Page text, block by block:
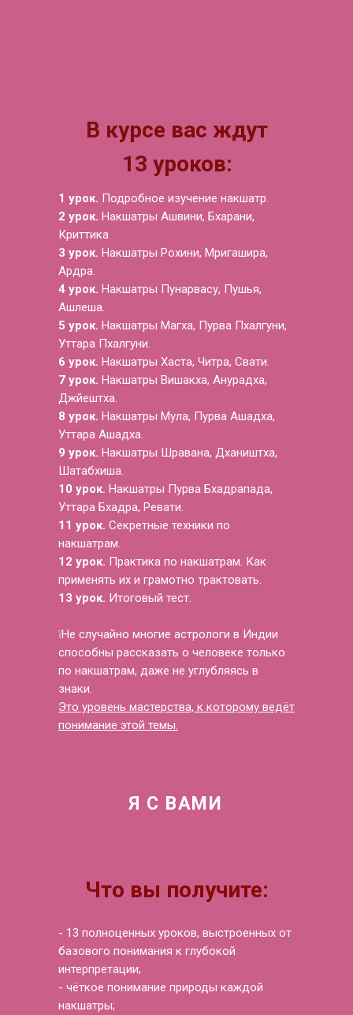
Я С ВАМИ
1 урок. Подробное изучение накшатр.
2 урок. Накшатры Ашвини, Бхарани,
Криттика
3 урок. Накшатры Рохини, Мригашира,
Ардра.
4 урок. Накшатры Пунарвасу, Пушья,
Ашлеша.
5 урок. Накшатры Магха, Пурва Пхалгуни,
Уттара Пхалгуни.
6 урок. Накшатры Хаста, Читра, Свати.
7 урок. Накшатры Вишакха, Анурадха,
Джйештха.
8 урок. Накшатры Мула, Пурва Ашадха,
Уттара Ашадха.
9 урок. Накшатры Шравана, Дхаништха,
Шатабхиша.
10 урок. Накшатры Пурва Бхадрапада,
Уттара Бхадра, Ревати.
11 урок. Секретные техники по
накшатрам.
12 урок. Практика по накшатрам. Как
применять их и грамотно трактовать.
13 урок. Итоговый тест.
❕Не случайно многие астрологи в Индии
способны рассказать о человеке только
по накшатрам, даже не углубляясь в
знаки.
Это уровень мастерства, к которому ведёт
понимание этой темы.
В курсе вас ждут
13 уроков:
- 13 полноценных уроков, выстроенных от
базового понимания к глубокой
интерпретации;
- чёткое понимание природы каждой
накшатры;
Что вы получите: